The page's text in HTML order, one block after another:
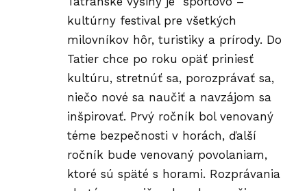
kultúrny festival pre všetkých
milovníkov hôr, turistiky a prírody. Do
Tatier chce po roku opäť priniesť
kultúru, stretnúť sa, porozprávať sa,
niečo nové sa naučiť a navzájom sa
inšpirovať. Prvý ročník bol venovaný
téme bezpečnosti v horách, ďalší
ročník bude venovaný povolaniam,
ktoré sú späté s horami. Rozprávania